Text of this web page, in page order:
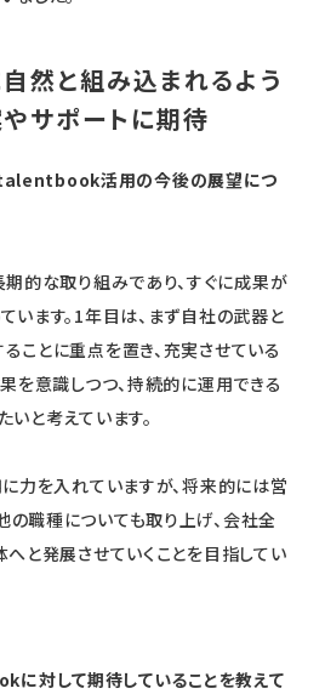
然と組み込まれるよう
サポートに期待
活用の今後の展望につ
的な取り組みであり、すぐに成果が
います。1年目は、まず自社の武器と
ことに重点を置き、充実させている
果を意識しつつ、持続的に運用できる
いと考えています。
力を入れていますが、将来的には営
職種についても取り上げ、会社全
と発展させていくことを目指してい
対して期待していることを教えて